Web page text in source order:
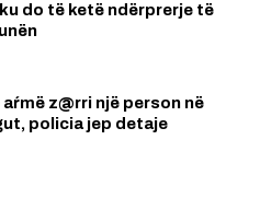
do të ketë ndërprerje të
z@rri një person në
policia jep detaje